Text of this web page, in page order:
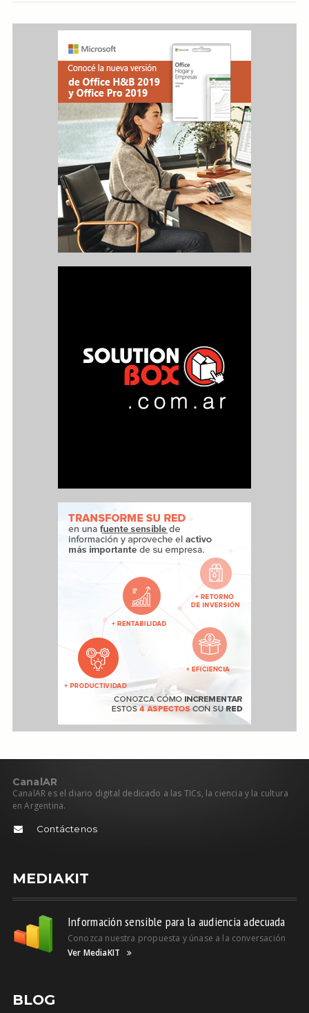
CanalAR
CanalAR es el diario digital dedicado a las TICs, la ciencia y la cultura
en Argentina.
Contáctenos
MEDIAKIT
Información sensible para la audiencia adecuada
Conozca nuestra propuesta y únase a la conversación
Ver MediaKIT
BLOG